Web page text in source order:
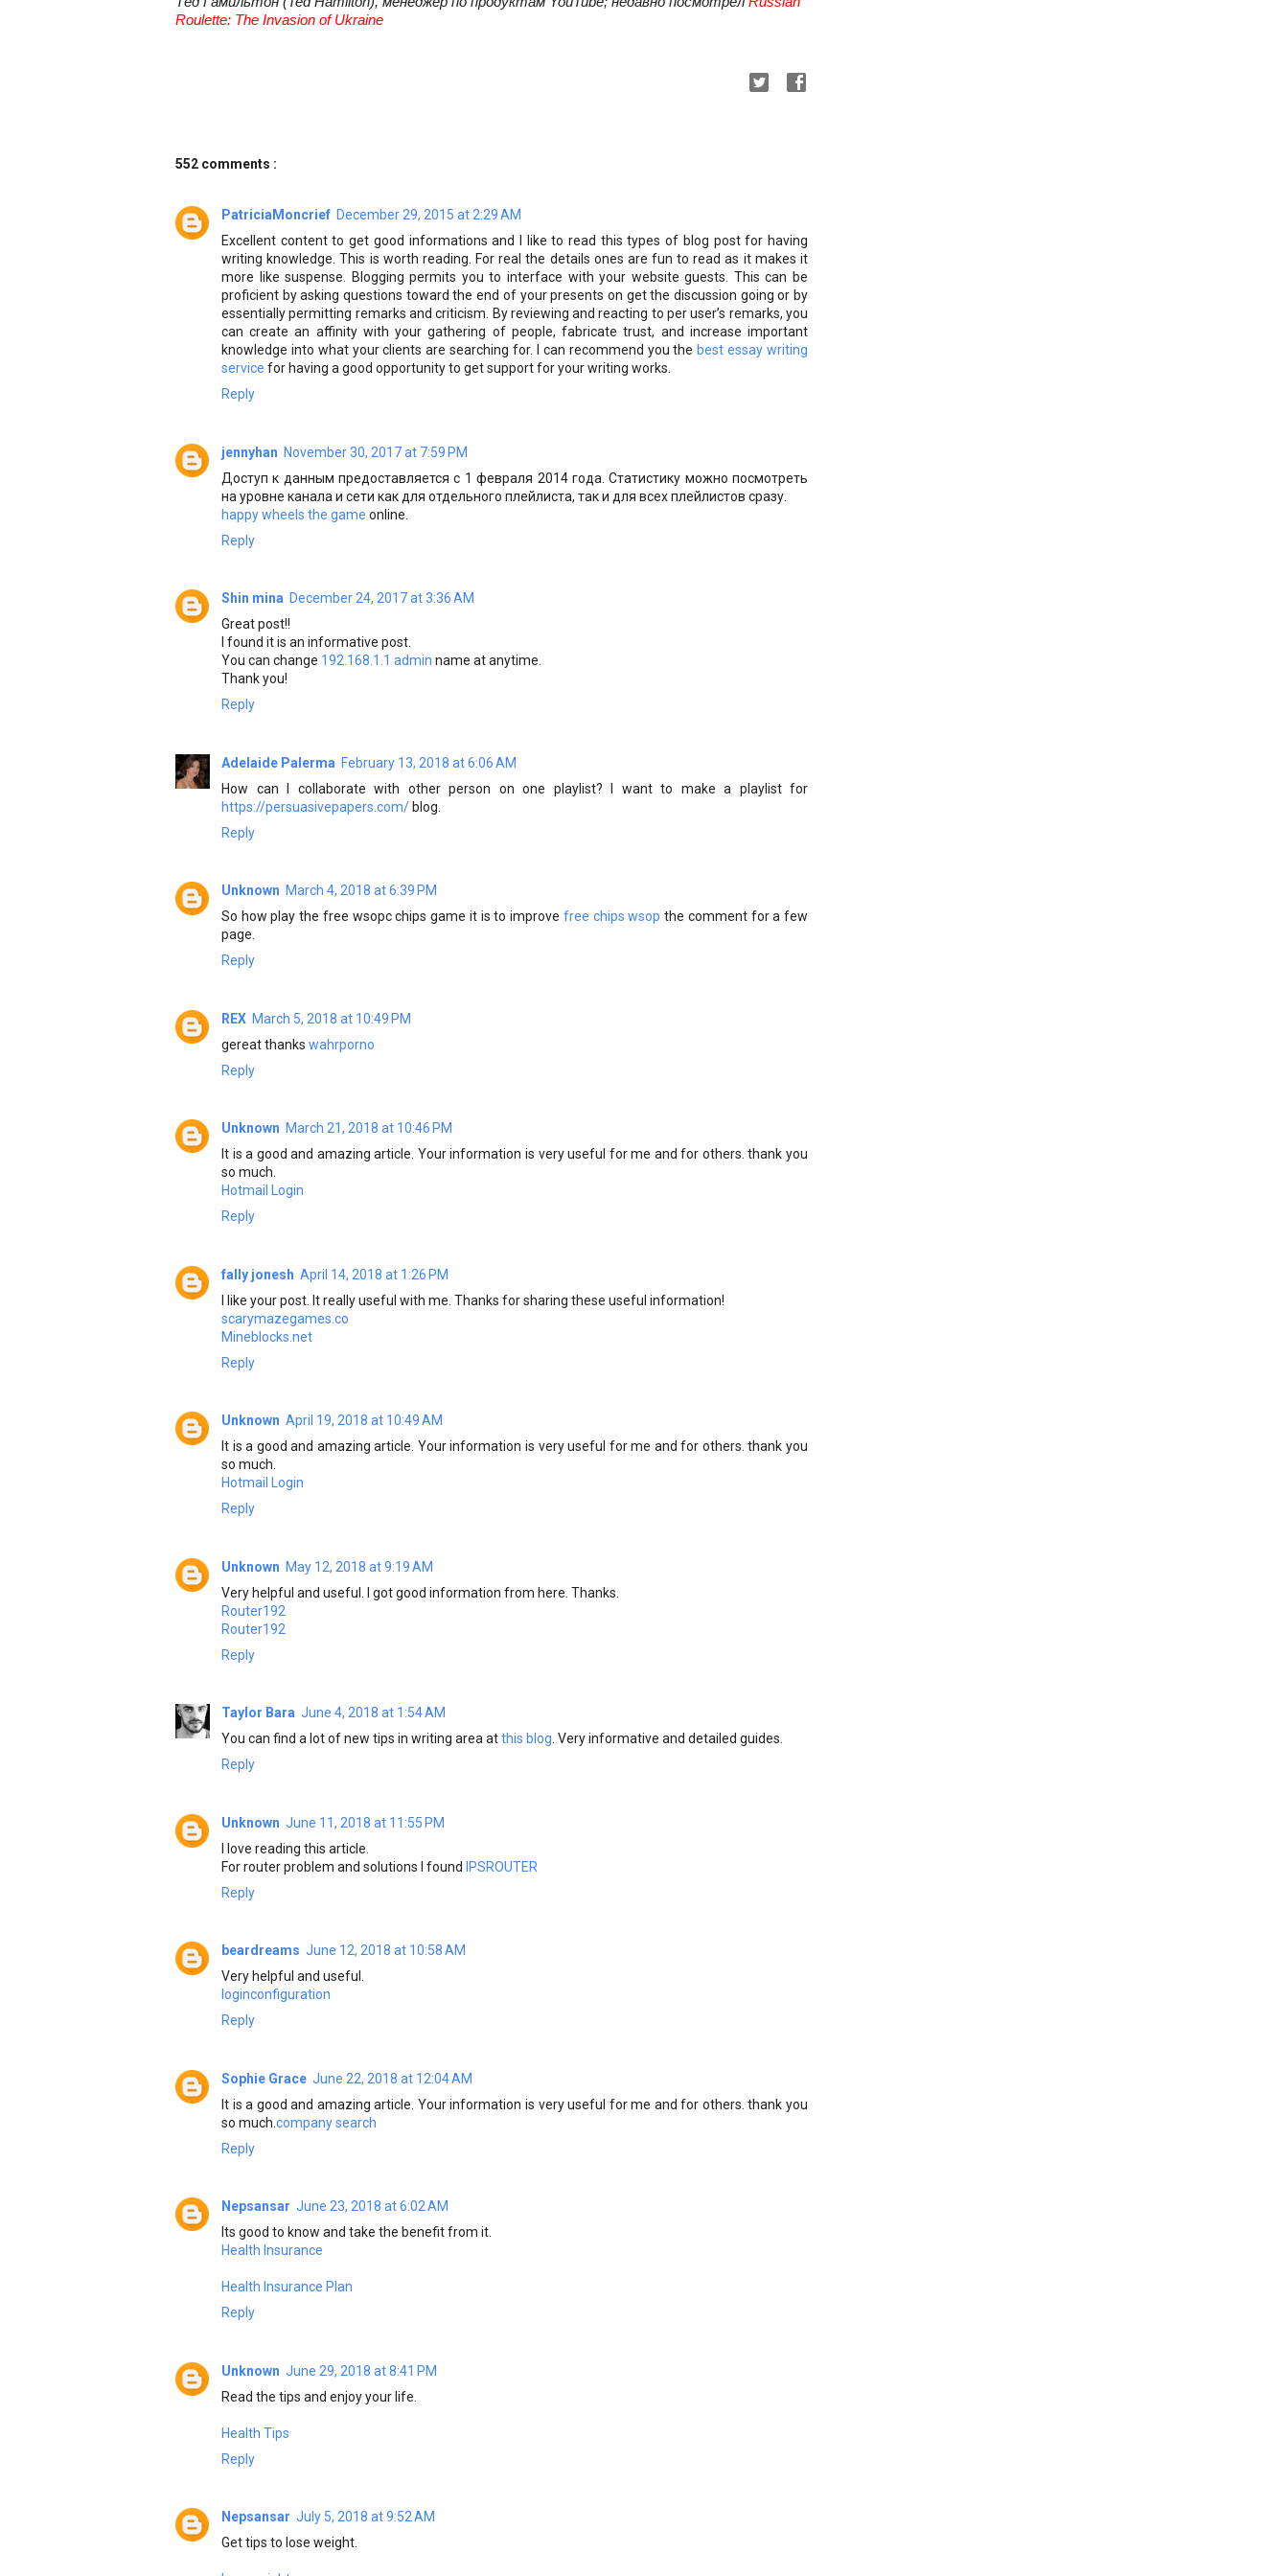
Roulette: The Invasion of Ukraine
552 comments :
PatriciaMoncrief December 29, 2015 at 2:29 AM
Excellent content to get good informations and I like to read this types of blog post for having
writing knowledge. This is worth reading. For real the details ones are fun to read as it makes it
more like suspense. Blogging permits you to interface with your website guests. This can be
proficient by asking questions toward the end of your presents on get the discussion going or by
essentially permitting remarks and criticism. By reviewing and reacting to per user’s remarks, you
can create an affinity with your gathering of people, fabricate trust, and increase important
knowledge into what your clients are searching for. I can recommend you the best essay writing
service for having a good opportunity to get support for your writing works.
Reply
jennyhan November 30, 2017 at 7:59 PM
Доступ к данным предоставляется с 1 февраля 2014 года. Статистику можно посмотреть
на уровне канала и сети как для отдельного плейлиста, так и для всех плейлистов сразу.
happy wheels the game online.
Reply
Shin mina December 24, 2017 at 3:36 AM
Great post!!
I found it is an informative post.
You can change 192.168.1.1 admin name at anytime.
Thank you!
Reply
Adelaide Palerma February 13, 2018 at 6:06 AM
How can I collaborate with other person on one playlist? I want to make a playlist for
https://persuasivepapers.com/blog.
Reply
Unknown March 4, 2018 at 6:39 PM
So how play the free wsopc chips game it is to improve free chips wsop the comment for a few
page.
Reply
REX March 5, 2018 at 10:49 PM
gereat thanks wahrporno
Reply
Unknown March 21, 2018 at 10:46 PM
It is a good and amazing article. Your information is very useful for me and for others. thank you
so much.
Hotmail Login
Reply
fally jonesh April 14, 2018 at 1:26 PM
I like your post. It really useful with me. Thanks for sharing these useful information!
scarymazegames.co
Mineblocks.net
Reply
Unknown April 19, 2018 at 10:49 AM
It is a good and amazing article. Your information is very useful for me and for others. thank you
so much.
Hotmail Login
Reply
Unknown May 12, 2018 at 9:19 AM
Very helpful and useful. I got good information from here. Thanks.
Router192
Router192
Reply
Taylor Bara June 4, 2018 at 1:54 AM
You can find a lot of new tips in writing area atthis blog . Very informative and detailed guides.
Reply
Unknown June 11, 2018 at 11:55 PM
I love reading this article.
For router problem and solutions I found IPSROUTER
Reply
beardreams June 12, 2018 at 10:58 AM
Very helpful and useful.
loginconfiguration
Reply
Sophie Grace June 22, 2018 at 12:04 AM
It is a good and amazing article. Your information is very useful for me and for others. thank you
so much. company search
Reply
Nepsansar June 23, 2018 at 6:02 AM
Its good to know and take the benefit from it.
Health Insurance
Health Insurance Plan
Reply
Unknown June 29, 2018 at 8:41 PM
Read the tips and enjoy your life.
Health Tips
Reply
Nepsansar July 5, 2018 at 9:52 AM
Get tips to lose weight.